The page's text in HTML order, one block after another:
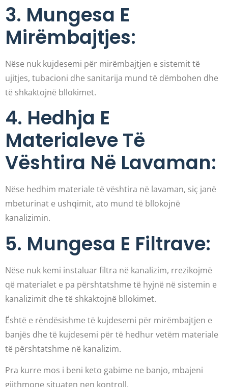
3. Mungesa E
Mirëmbajtjes:
Nëse nuk kujdesemi për mirëmbajtjen e sistemit të
ujitjes, tubacioni dhe sanitarija mund të dëmbohen dhe
të shkaktojnë bllokimet.
4. Hedhja E
Materialeve Të
Vështira Në Lavaman:
Nëse hedhim materiale të vështira në lavaman, siç janë
mbeturinat e ushqimit, ato mund të bllokojnë
kanalizimin.
5. Mungesa E Filtrave:
Nëse nuk kemi instaluar filtra në kanalizim, rrezikojmë
që materialet e pa përshtatshme të hyjnë në sistemin e
kanalizimit dhe të shkaktojnë bllokimet.
Është e rëndësishme të kujdesemi për mirëmbajtjen e
banjës dhe të kujdesemi për të hedhur vetëm materiale
të përshtatshme në kanalizim.
Pra kurre mos i beni keto gabime ne banjo, mbajeni
gjithmone situaten nen kontroll.